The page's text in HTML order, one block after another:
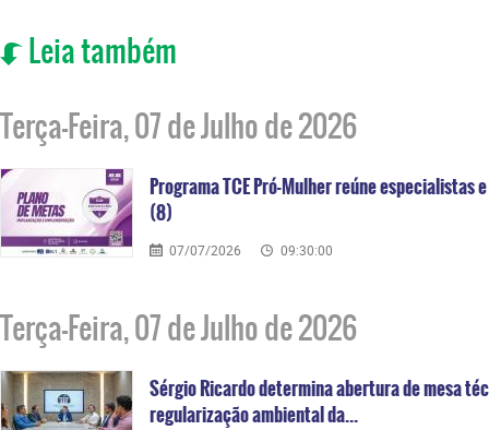
Leia também
Terça-Feira, 07 de Julho de 2026
Programa TCE Pró-Mulher reúne
(8)
07/07/2026 09:30:00
Terça-Feira, 07 de Julho de 2026
Sérgio Ricardo determina abertura de mesa
regularização ambiental da...